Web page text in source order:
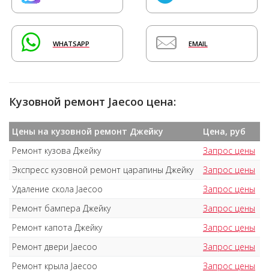
WHATSAPP EMAIL
Кузовной ремонт Jaecoo цена:
Цены на кузовной ремонт Джейку
Цена, руб
Ремонт кузова Джейку
Запрос цены
Экспресс кузовной ремонт царапины Джейку
Запрос цены
Удаление скола Jaecoo
Запрос цены
Ремонт бампера Джейку
Запрос цены
Ремонт капота Джейку
Запрос цены
Ремонт двери Jaecoo
Запрос цены
Ремонт крыла Jaecoo
Запрос цены